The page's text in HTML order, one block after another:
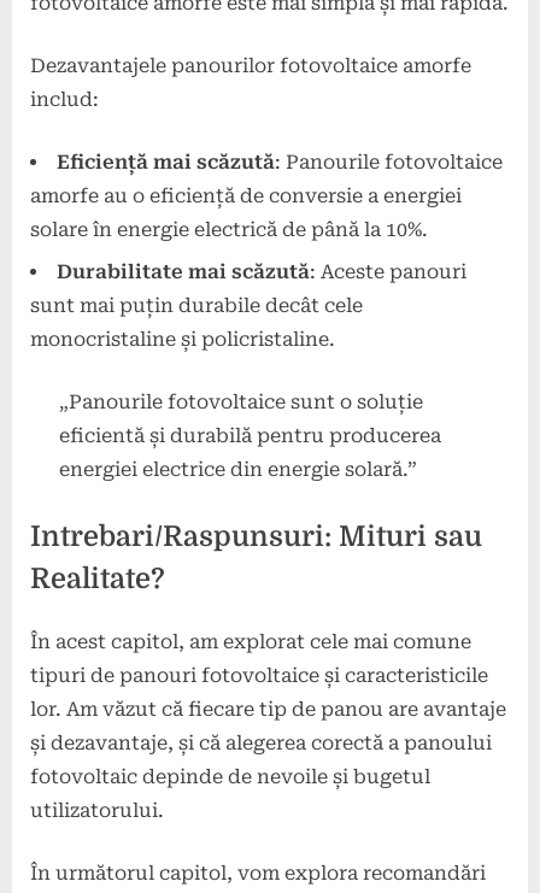
Dezavantajele panourilor fotovoltaice amorfe
includ:
Eficiență mai scăzută: Panourile fotovoltaice
amorfe au o eficiență de conversie a energiei
solare în energie electrică de până la 10%.
Durabilitate mai scăzută: Aceste panouri
sunt mai puțin durabile decât cele
monocristaline și policristaline.
„Panourile fotovoltaice sunt o soluție
eficientă și durabilă pentru producerea
energiei electrice din energie solară.”
Intrebari/Raspunsuri: Mituri sau
Realitate?
În acest capitol, am explorat cele mai comune
tipuri de panouri fotovoltaice și caracteristicile
lor. Am văzut că fiecare tip de panou are avantaje
și dezavantaje, și că alegerea corectă a panoului
fotovoltaic depinde de nevoile și bugetul
utilizatorului.
În următorul capitol, vom explora recomandări